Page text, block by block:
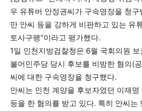
우 유튜버 안정권씨가 구속영장을 청
만 안씨 등을 강하게 비판하고 있는 유
토사구팽”이라고 평가했다.
1일 인천지방검찰청은 6월 국회의원
불어민주당 당시 후보를 비방한 혐의(
씨에 대한 구속영장을 청구했다.
안씨는 인천 계양을 후보자였던 이재
등을 한 혐의를 받고 있다. 특히 안씨는